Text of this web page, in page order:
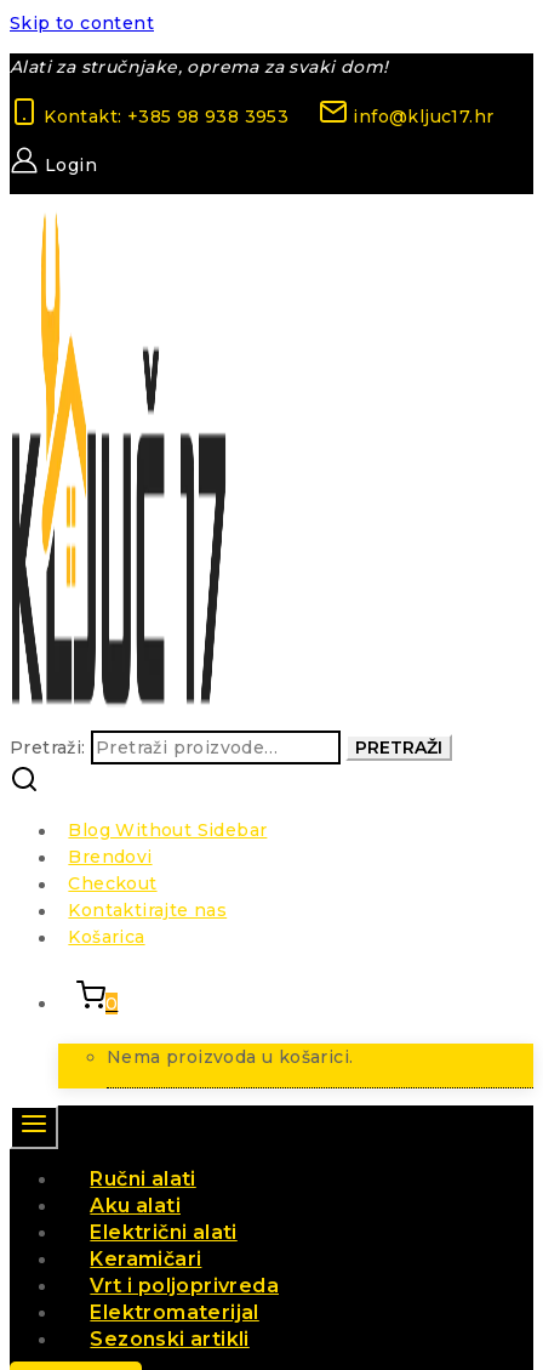
Skip to content
Alati za stručnjake, oprema za svaki dom!
Kontakt: +385 98 938 3953 info@kljuc17.hr
Login
Pretraži: PRETRAŽI
Blog Without Sidebar
Brendovi
Checkout
Kontaktirajte nas
Košarica
0
Nema proizvoda u košarici.
Ručni alati
Aku alati
Električni alati
Keramičari
Vrt i poljoprivreda
Elektromaterijal
Sezonski artikli